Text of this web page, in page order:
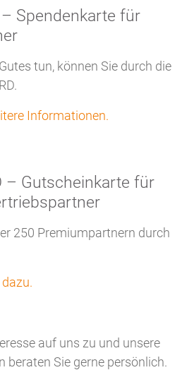
Spendenkarte für
tun, können Sie durch die
Informationen.
– Gutscheinkarte für
250 Premiumpartnern durch
auf uns zu und unsere
beraten Sie gerne persönlich.